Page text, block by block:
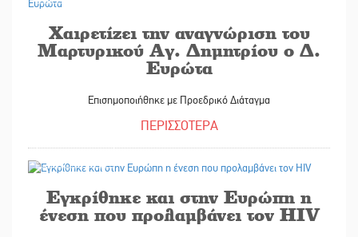
Χαιρετίζει την αναγνώριση του
Μαρτυρικού Αγ. Δημητρίου ο Δ.
Ευρώτα
Επισημοποιήθηκε με Προεδρικό Διάταγμα
ΠΕΡΙΣΣΟΤΕΡΑ
Εγκρίθηκε και στην Ευρώπη η
ένεση που προλαμβάνει τον HIV